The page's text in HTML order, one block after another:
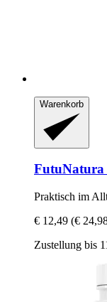
Warenkorb
FutuNatura
Praktisch im
€ 12,49 (€
Zustellung bis